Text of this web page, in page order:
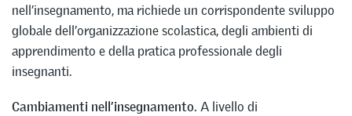
nell’insegnamento, ma richiede un corrispondente sviluppo
globale dell’organizzazione scolastica, degli ambienti di
apprendimento e della pratica professionale degli
insegnanti.
Cambiamenti nell’insegnamento. A livello di